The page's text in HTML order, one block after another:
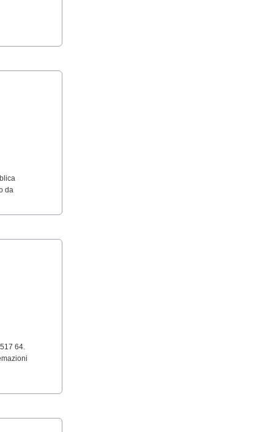
da
64.